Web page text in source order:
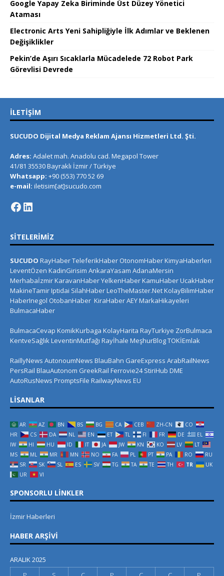
Google Yapay Zeka Biriminde Üst Düzey Yönetici
Ataması
Electronic Arts Yeni Sahipliğiyle İlk Adımlar ve Beklenen
Değişiklikler
Pekin’de Aşırı Sıcaklarla Mücadelede 72 Robot Park
Görevlisi Devrede
İLETIŞIM
SUCUDO Dijital Medya Reklam Ajansı Hizmetleri Ltd. Şti.
Adres: Adalet mah. Anadolu cad. Megapol Tower
41/81 35530 Bayraklı İzmir / Türkiye
Whatsapp: +90 (553) 770 52 69
e-mail: iletisim[at]sucudo.com
SITELERIMIZ
SUCUDO RayHaberTeleferikHaber OtonomHaberKimyaHaberleri
LeventÖzen KadinGirisim AnkaraYasam AdanaMersin
MerhabaİzmirKaravanHaberYelkenHaberKamuHaberUcakHaber
MakineTamirIptidai SilahHaberLeoTheMaster.NetKolayBilimHaber
HaberInegol OtobanHaber KiraHaberAEYMarkaHikayeleri
BulmacaHaber
BulmacaCevap KomikKurbaga KolayHarita RayTurkiye ZorBulmaca
KentveSağlıkLeventinMutfağı Rayİhale MeşhurBlogTOKİEmlak
RaillyNews AutonoumNews BlauBahn GareExpress ArabRailNews
PersRail BlauAutonom GreekRail Ferrovie24 StiriHub DME
AutoRusNews PromptsFile RailwayNews EU
LISANLAR
AR AZ BN BS BG CA CEB ZH-CN
CO
HR
CS DA NL EN ET TL FI FR DE
EL
IW
HI HU ID IT JA JW KN KO LV
LT
MS
ML MR MN NO FA PL PT PA RO
RU
SR
SK SL ES SV TG TA TE TH TR
UK
UR
VI
SPONSORLU LINKLER
İzmir Haberleri
HABER ARŞIVI
ARALIK 2025